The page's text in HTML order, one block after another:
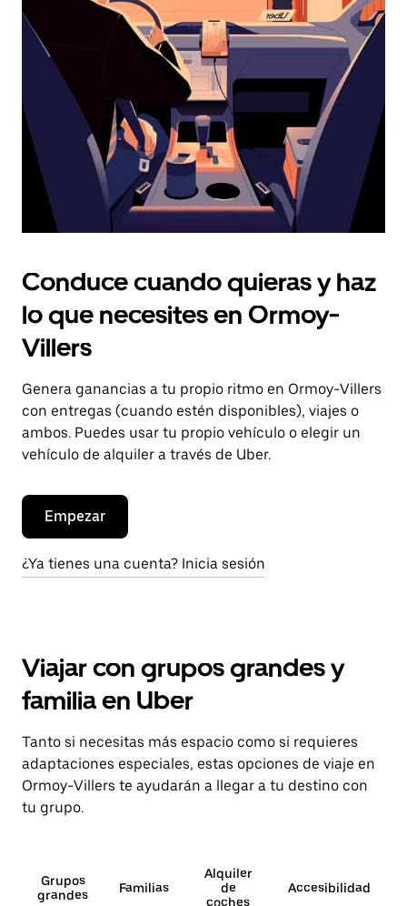
el
botón
escape
el
calendario.
Conduce cuando quieras y haz
lo que necesites en Ormoy-
Villers
Genera ganancias a tu propio ritmo en Ormoy-Villers
con entregas (cuando estén disponibles), viajes o
ambos. Puedes usar tu propio vehículo o elegir un
vehículo de alquiler a través de Uber.
Empezar
¿Ya tienes una cuenta? Inicia sesión
Viajar con grupos grandes y
familia en Uber
Tanto si necesitas más espacio como si requieres
adaptaciones especiales, estas opciones de viaje en
Ormoy-Villers te ayudarán a llegar a tu destino con
tu grupo.
Grupos
grandes
Familias
Alquiler
de
coches
Accesibilidad